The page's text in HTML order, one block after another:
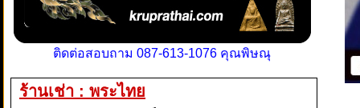
ติดต่อสอบถาม 087-613-1076 คุณพิษณุ
ร้านเช่า : พระไทย